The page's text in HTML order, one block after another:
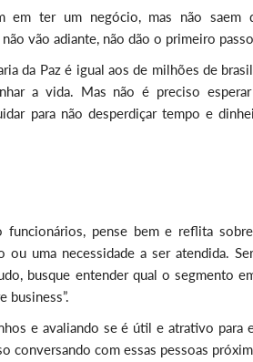
em ter um negócio, mas não saem
vão adiante, não dão o primeiro
da Paz é igual aos de milhões de
a vida. Mas não é preciso
para não desperdiçar tempo e
funcionários, pense bem e reflita
uma necessidade a ser atendida.
busque entender qual o segmento
business”.
e avaliando se é útil e atrativo para
conversando com essas pessoas